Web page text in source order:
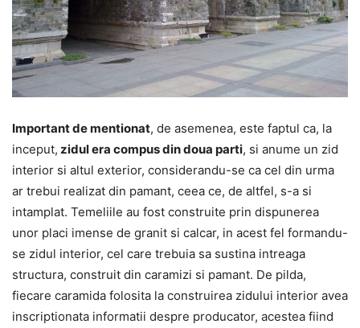
Important de mentionat, de asemenea, este faptul ca, la
inceput, zidul era compus din doua parti, si anume un zid
interior si altul exterior, considerandu-se ca cel din urma
ar trebui realizat din pamant, ceea ce, de altfel, s-a si
intamplat. Temeliile au fost construite prin dispunerea
unor placi imense de granit si calcar, in acest fel formandu-
se zidul interior, cel care trebuia sa sustina intreaga
structura, construit din caramizi si pamant. De pilda,
fiecare caramida folosita la construirea zidului interior avea
inscriptionata informatii despre producator, acestea fiind